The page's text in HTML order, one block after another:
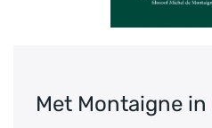
Met Montaigne